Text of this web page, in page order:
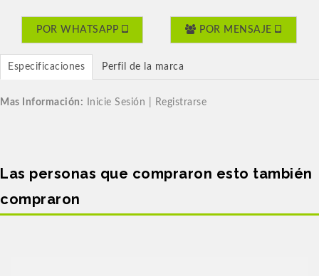
POR WHATSAPP POR MENSAJE
Especificaciones Perfil de la marca
Mas Información: Inicie Sesión | Registrarse
Las personas que compraron esto también
compraron